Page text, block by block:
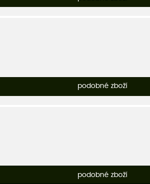
podobné zboží
podobné zboží